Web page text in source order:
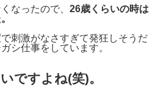
なったので、 26歳くらいの時は
刺激がなさすぎて発狂しそうだ
シ仕事をしています。
ですよね(笑)。